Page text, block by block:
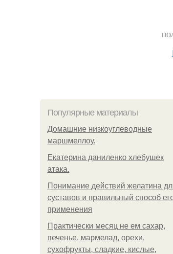
Популярные материалы
Домашние низкоуглеводные
маршмеллоу.
Екатерина даниленко хлебушек
атака.
Понимание действий желатина
суставов и правильный способ
применения
Практически месяц не ем сахар,
печенье, мармелад, орехи,
сухофрукты, сладкие, кислые,